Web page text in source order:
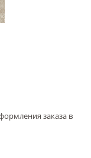
заказа в